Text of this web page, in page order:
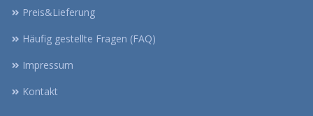
Preis&Lieferung
Häufig gestellte Fragen (FAQ)
Impressum
Kontakt